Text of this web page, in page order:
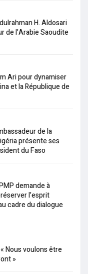
H. Aldosari
de l’Arabie Saoudite
Ari pour dynamiser
et la République de
de la
présente ses
du Faso
demande à
l’esprit
cadre du dialogue
Nous voulons être
»